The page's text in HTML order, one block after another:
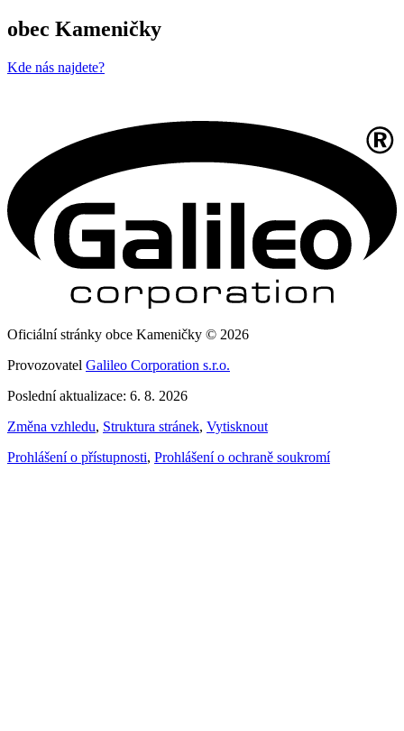
obec Kameničky
Kde nás najdete?
Oficiální stránky obce Kameničky © 2026
Provozovatel Galileo Corporation s.r.o.
Poslední aktualizace: 6. 8. 2026
Změna vzhledu, Struktura stránek, Vytisknout
Prohlášení o přístupnosti, Prohlášení o ochraně soukromí